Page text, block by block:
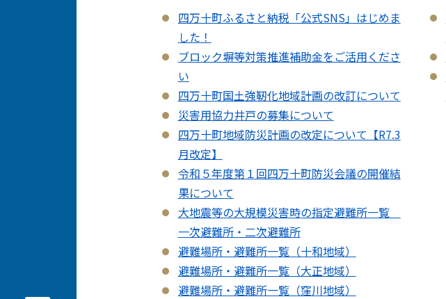
四万十町ふるさと納税「公式SNS」はじめま
した！
ブロック塀等対策推進補助金をご活用くださ
い
四万十町国土強靭化地域計画の改訂について
災害用協力井戸の募集について
四万十町地域防災計画の改定について【R7.3
月改定】
令和５年度第１回四万十町防災会議の開催結
果について
大地震等の大規模災害時の指定避難所一覧
一次避難所・二次避難所
避難場所・避難所一覧（十和地域）
避難場所・避難所一覧（大正地域）
避難場所・避難所一覧（窪川地域）